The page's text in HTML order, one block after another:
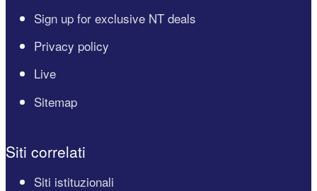
Sign up for exclusive NT deals
Privacy policy
Live
Sitemap
Siti correlati
Siti istituzionali